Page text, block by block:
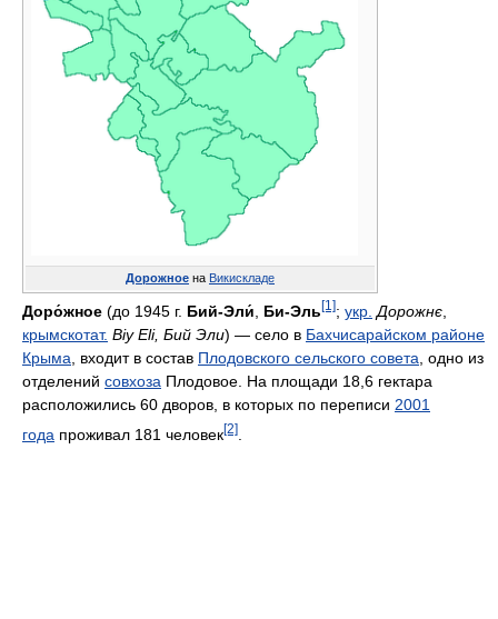
Дорожное на Викискладе
Доро́жное (до 1945 г. Бий-Эли́ Би-Эль[1]; укр. Дорожнє
крымскотат. Biy Eli, Бий Эли) — село в Бахчисарайском районе
Крыма , входит в состав Плодовского сельского совета , одно из
отделений совхоза Плодовое. На площади 18,6 гектара
расположились 60 дворов, в которых по переписи 2001
года проживал 181 человек[2]